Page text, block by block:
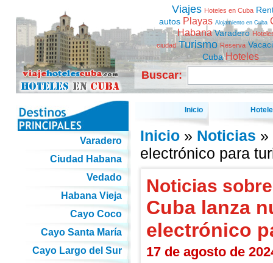
Viajes Hoteles en Cuba
autos Playas Alojamiento en Cuba
Habana Varadero
ciudad Turismo Reserva
Cuba Hoteles
Buscar:
Inicio
Inicio» Noticias »
electrónico para
Noticias
Cuba lanza
electrónico
17 de agosto de
Varadero
Ciudad Habana
Vedado
Habana Vieja
Cayo Coco
Cayo Santa María
Cayo Largo del Sur